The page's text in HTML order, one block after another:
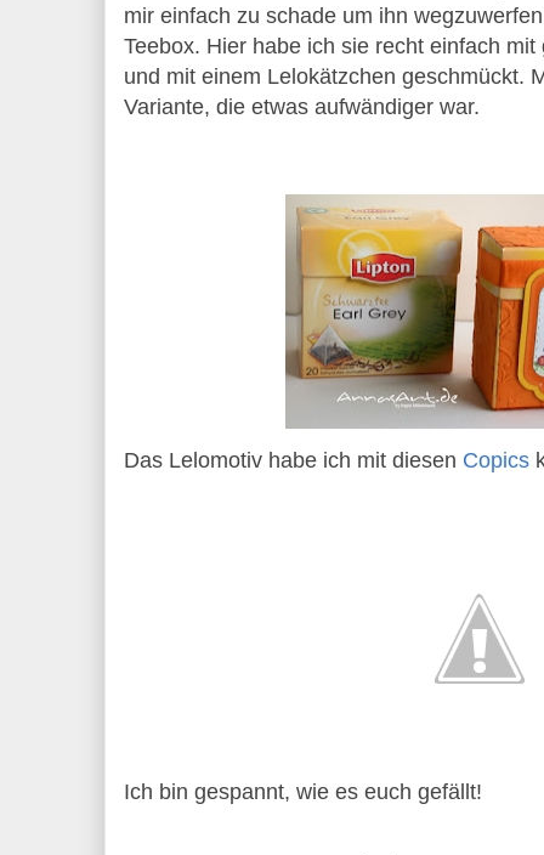
mir einfach zu schade um ihn
Teebox. Hier habe ich sie recht einfach
und mit einem Lelokätzchen geschmückt.
Variante, die etwas aufwändiger war.
Das Lelomotiv habe ich mit diesen Copics
Ich bin gespannt, wie es euch gefällt!